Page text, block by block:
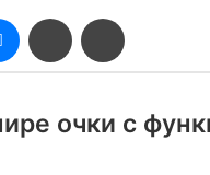
MessengerПоделиться
через
электронную
очки с